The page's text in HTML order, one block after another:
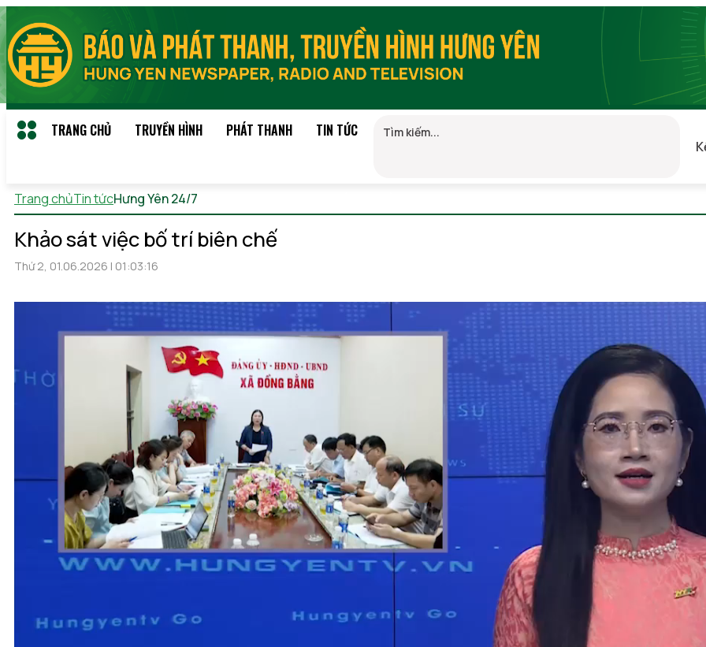
TRANG CHỦ TRUYỀN HÌNH PHÁT THANH TIN TỨC
Trang chủTin tứcHưng Yên 24/7
Khảo sát việc bố trí biên chế
Thứ 2, 01.06.2026 | 01:03:16